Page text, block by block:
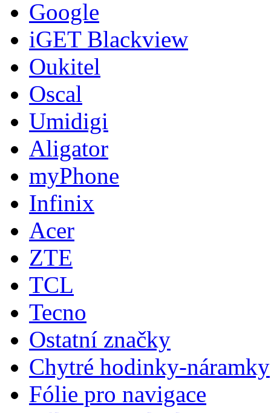
Google
iGET Blackview
Oukitel
Oscal
Umidigi
Aligator
myPhone
Infinix
Acer
ZTE
TCL
Tecno
Ostatní značky
Chytré hodinky-náramky
Fólie pro navigace